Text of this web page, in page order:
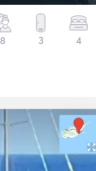
8 3 4